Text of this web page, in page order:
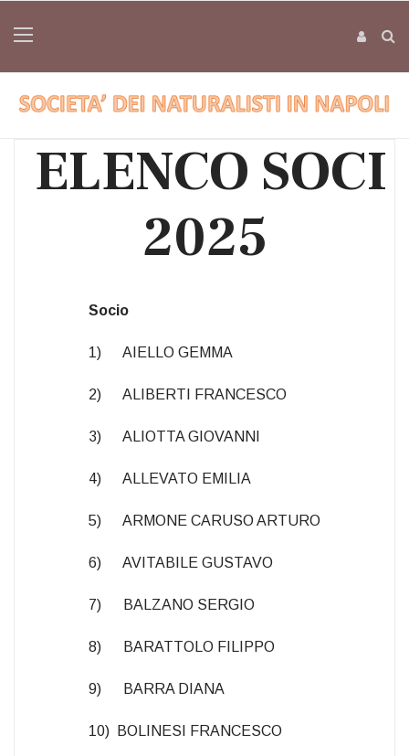
ELENCO SOCI
2025
Socio
1) AIELLO GEMMA
2) ALIBERTI FRANCESCO
3) ALIOTTA GIOVANNI
4) ALLEVATO EMILIA
5) ARMONE CARUSO ARTURO
6) AVITABILE GUSTAVO
7) BALZANO SERGIO
8) BARATTOLO FILIPPO
9) BARRA DIANA
10) BOLINESI FRANCESCO